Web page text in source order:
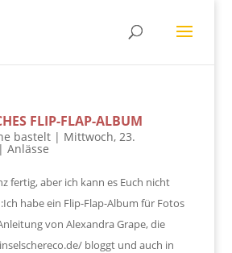
FLIP-FLAP-ALBUM
bastelt| Mittwoch, 23.
| Anlässe
fertig, aber ich kann es Euch nicht
habe ein Flip-Flap-Album für Fotos
von Alexandra Grape, die
bloggt und auch in